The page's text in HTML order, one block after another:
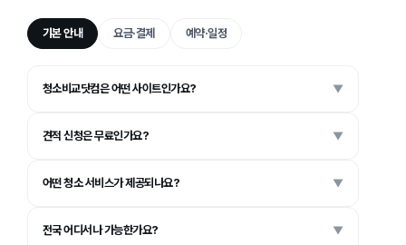
기본 안내 요금·결제 예약·일정
청소비교닷컴은 어떤 사이트인가요? ▼
견적 신청은 무료인가요? ▼
어떤 청소 서비스가 제공되나요? ▼
전국 어디서나 가능한가요? ▼